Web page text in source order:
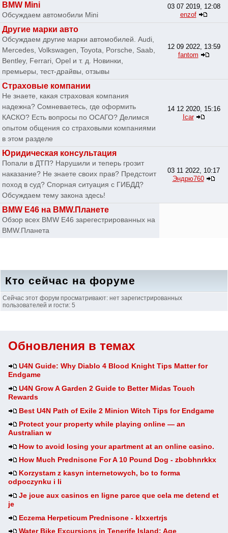
Обновления в темах
U4N Guide: Why Diablo 4 Blood Knight Tips Matter for
Endgame
U4N Grow A Garden 2 Guide to Better Midas Touch
Rewards
Best U4N Path of Exile 2 Minion Witch Tips for Endgame
Protect your property while playing online — an
Australian w
How to avoid losing your apartment at an online casino.
How Much Prednisone For A 10 Pound Dog - zbobhnrkkx
Korzystam z kasyn internetowych, bo to forma
odpoczynku i li
Je joue aux casinos en ligne parce que cela me detend et
je
Eczema Herpeticum Prednisone - klxxertrjs
Water Bike Excursions in Tenerife Island: Age
BMW Mini
Обсуждаем автомобили Mini
03 07 2019, 12:08
enzof
Другие марки авто
Обсуждаем другие марки автомобилей. Audi,
Mercedes, Volkswagen, Toyota, Porsche, Saab,
Bentley, Ferrari, Opel и т. д. Новинки,
премьеры, тест-драйвы, отзывы
12 09 2022, 13:59
fantom
Страховые компании
Не знаете, какая страховая компания
надежна? Сомневаетесь, где оформить
КАСКО? Есть вопросы по ОСАГО? Делимся
опытом общения со страховыми компаниями
в этом разделе
14 12 2020, 15:16
Icar
Юридическая консультация
Попали в ДТП? Нарушили и теперь грозит
наказание? Не знаете своих прав? Предстоит
поход в суд? Спорная ситуация с ГИБДД?
Обсуждаем тему закона здесь!
03 11 2022, 10:17
Эндрю760
BMW E46 на BMW.Планете
Обзор всех BMW E46 зарегестрированных на
BMW.Планета
Кто сейчас на форуме
Сейчас этот форум просматривают: нет зарегистрированных
пользователей и гости: 5